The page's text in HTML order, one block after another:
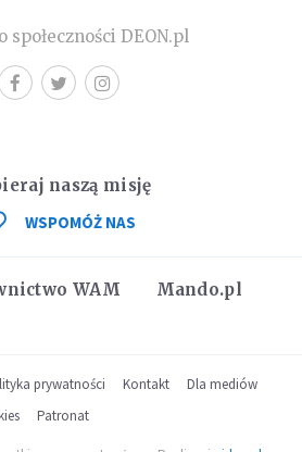
społeczności DEON.pl
WAM
Mando.pl
naszą misję
WSPOMÓŻ NAS
prywatności Kontakt
Dla mediów
Patronat